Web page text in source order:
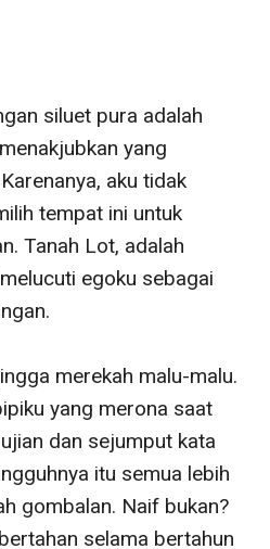
Rinjani menerima
siluet pura adalah
yang
aku tidak
tempat ini untuk
Tanah Lot, adalah
egoku sebagai
merekah malu-malu.
yang merona saat
dan sejumput kata
itu semua lebih
gombalan. Naif bukan?
selama bertahun